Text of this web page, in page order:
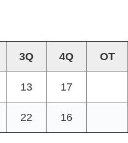
3Q 4Q OT
13 17
22 16